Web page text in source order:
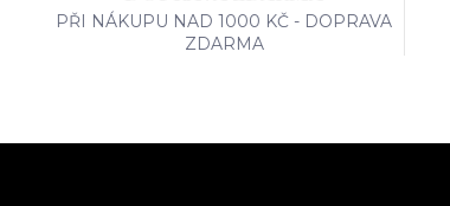
PŘI NÁKUPU NAD 1000 KČ - DOPRAVA
ZDARMA